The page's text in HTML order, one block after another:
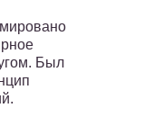
Был